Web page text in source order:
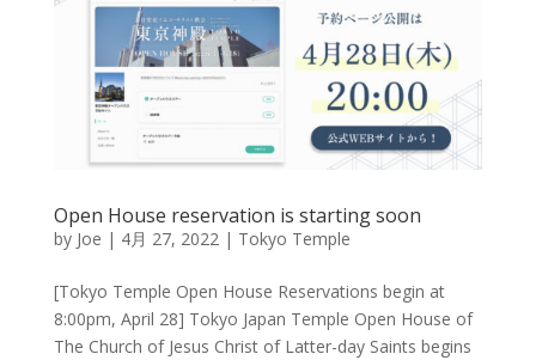
Open House reservation is starting soon
by Joe | 4月 27, 2022 | Tokyo Temple
[Tokyo Temple Open House Reservations begin at
8:00pm, April 28] Tokyo Japan Temple Open House of
The Church of Jesus Christ of Latter-day Saints begins